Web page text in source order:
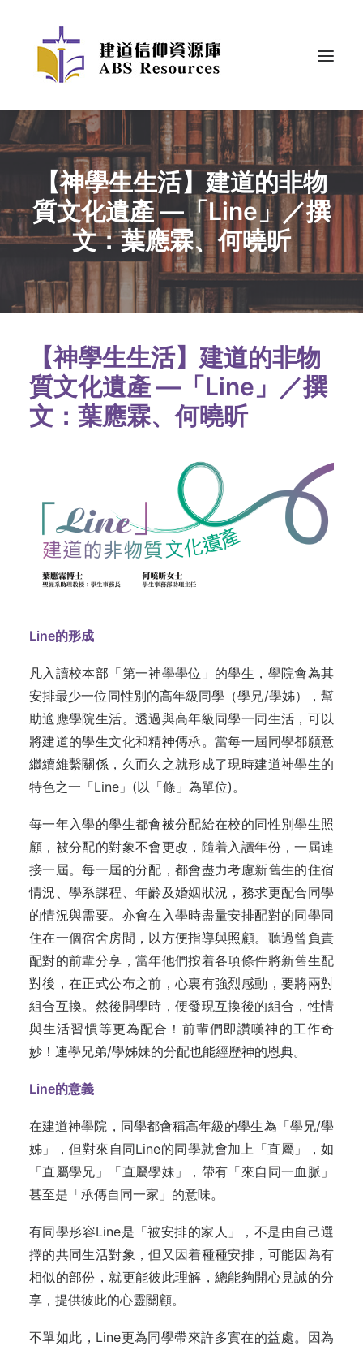
【神學生生活】建道的非物
質文化遺產 —「Line」／撰
文：葉應霖、何曉昕
【神學生生活】建道的非物
質文化遺產 —「Line」／撰
文：葉應霖、何曉昕
Line的形成
凡入讀校本部「第一神學學位」的學生，學院會為其
安排最少一位同性別的高年級同學（學兄/學姊），幫
助適應學院生活。透過與高年級同學一同生活，可以
將建道的學生文化和精神傳承。當每一屆同學都願意
繼續維繫關係，久而久之就形成了現時建道神學生的
特色之一「Line」(以「條」為單位)。
每一年入學的學生都會被分配給在校的同性別學生照
顧，被分配的對象不會更改，隨着入讀年份，一屆連
接一屆。每一屆的分配，都會盡力考慮新舊生的住宿
情況、學系課程、年齡及婚姻狀況，務求更配合同學
的情況與需要。亦會在入學時盡量安排配對的同學同
住在一個宿舍房間，以方便指導與照顧。聽過曾負責
配對的前輩分享，當年他們按着各項條件將新舊生配
對後，在正式公布之前，心裏有強烈感動，要將兩對
組合互換。然後開學時，便發現互換後的組合，性情
與生活習慣等更為配合！前輩們即讚嘆神的工作奇
妙！連學兄弟/學姊妹的分配也能經歷神的恩典。
Line的意義
在建道神學院，同學都會稱高年級的學生為「學兄/學
姊」，但對來自同Line的同學就會加上「直屬」，如
「直屬學兄」「直屬學妹」，帶有「來自同一血脈」
甚至是「承傳自同一家」的意味。
有同學形容Line是「被安排的家人」，不是由自己選
擇的共同生活對象，但又因着種種安排，可能因為有
相似的部份，就更能彼此理解，總能夠開心見誠的分
享，提供彼此的心靈關顧。
不單如此，Line更為同學帶來許多實在的益處。因為